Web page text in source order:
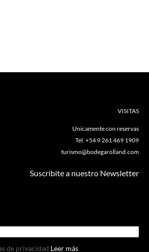
VISITAS
Unicamente con reservas
Tel. +54 9 261 469 1909
turismo@bodegarolland.com
Suscribite a nuestro Newsletter
de privacidad Leer más